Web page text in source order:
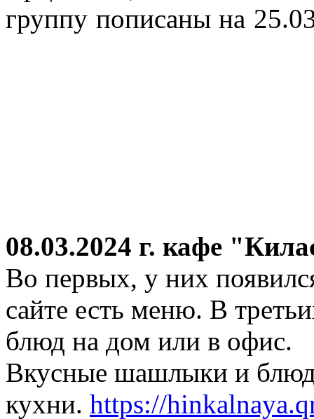
группу пописаны на
08.03.2024 г. кафе
Во первых, у них
сайте есть меню. В
блюд на дом или в офис.
Вкусные шашлыки и
кухни. https://